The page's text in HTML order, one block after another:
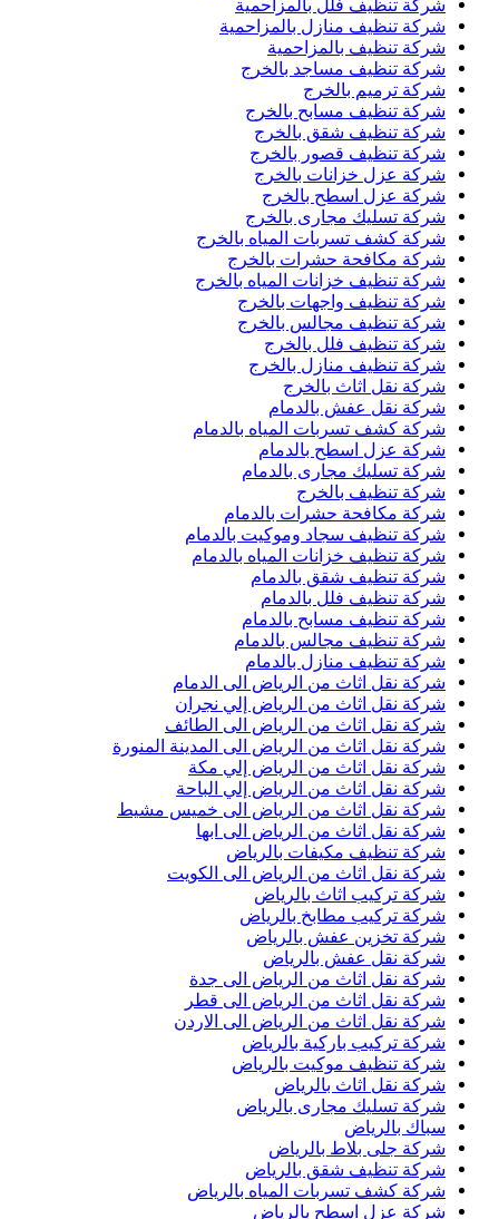
شركة تنظيف فلل بالمزاحمية
شركة تنظيف منازل بالمزاحمية
شركة تنظيف بالمزاحمية
شركة تنظيف مساجد بالخرج
شركة ترميم بالخرج
شركة تنظيف مسابح بالخرج
شركة تنظيف شقق بالخرج
شركة تنظيف قصور بالخرج
شركة عزل خزانات بالخرج
شركة عزل اسطح بالخرج
شركة تسليك مجارى بالخرج
شركة كشف تسربات المياه بالخرج
شركة مكافحة حشرات بالخرج
شركة تنظيف خزانات المياه بالخرج
شركة تنظيف واجهات بالخرج
شركة تنظيف مجالس بالخرج
شركة تنظيف فلل بالخرج
شركة تنظيف منازل بالخرج
شركة نقل اثاث بالخرج
شركة نقل عفش بالدمام
شركة كشف تسربات المياه بالدمام
شركة عزل اسطح بالدمام
شركة تسليك مجارى بالدمام
شركة تنظيف بالخرج
شركة مكافحة حشرات بالدمام
شركة تنظيف سجاد وموكيت بالدمام
شركة تنظيف خزانات المياه بالدمام
شركة تنظيف شقق بالدمام
شركة تنظيف فلل بالدمام
شركة تنظيف مسابح بالدمام
شركة تنظيف مجالس بالدمام
شركة تنظيف منازل بالدمام
شركة نقل اثاث من الرياض الى الدمام
شركة نقل اثاث من الرياض إلي نجران
شركة نقل اثاث من الرياض الى الطائف
شركة نقل اثاث من الرياض الى المدينة المنورة
شركة نقل اثاث من الرياض إلي مكة
شركة نقل اثاث من الرياض إلي الباحة
شركة نقل اثاث من الرياض الى خميس مشيط
شركة نقل اثاث من الرياض الى ابها
شركة تنظيف مكيفات بالرياض
شركة نقل اثاث من الرياض الى الكويت
شركة تركيب اثاث بالرياض
شركة تركيب مطابخ بالرياض
شركة تخزين عفش بالرياض
شركة نقل عفش بالرياض
شركة نقل اثاث من الرياض الى جدة
شركة نقل اثاث من الرياض الى قطر
شركة نقل اثاث من الرياض الى الاردن
شركة تركيب باركية بالرياض
شركة تنظيف موكيت بالرياض
شركة نقل اثاث بالرياض
شركة تسليك مجارى بالرياض
سباك بالرياض
شركة جلى بلاط بالرياض
شركة تنظيف شقق بالرياض
شركة كشف تسربات المياه بالرياض
شركة عزل اسطح بالرياض